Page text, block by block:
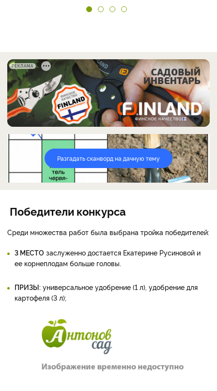
РЕКЛАМА
Разгадать сканворд на дачную тему
Победители конкурса
Среди множества работ была выбрана тройка победителей:
3 МЕСТО заслуженно достается Екатерине Русиновой и
ее корнеплодам больше головы.
ПРИЗЫ: универсальное удобрение (1 л), удобрение для
картофеля (3 л);